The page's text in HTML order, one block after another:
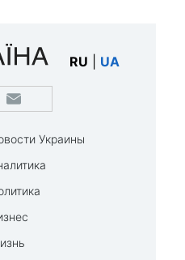
RU UA
Украины